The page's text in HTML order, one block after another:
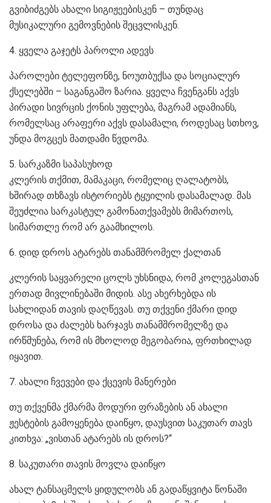
გვიბიძგებს ახალი სიგიჟეებისკენ – თუნდაც
მუსიკალური გემოვნების შეცვლისკენ.
4. ყველა გაჯეტს პაროლი ადევს
პაროლები ტელეფონზე, ნოუთბუქსა და სოციალურ
ქსელებში – საგანგაშო ზარია. ყველა ჩვენგანს აქვს
პირადი სივრცის ქონის უფლება, მაგრამ ადამიანს,
რომელსაც არაფერი აქვს დასამალი, როდესაც სთხოვ,
უნდა მოგცეს მათდამი წვდომა.
5. სარკაზმი საპასუხოდ
კლერის თქმით, მამაკაცი, რომელიც ღალატობს,
ხშირად თხზავს ისტორიებს ტყუილის დასამალად. მას
შეუძლია სარკასტულ გამონათქვამებს მიმართოს,
სიმართლე რომ არ გაამხილოს.
6. დიდ დროს ატარებს თანამშრომელ ქალთან
კლერის საყვარელი ცოლს უხსნიდა, რომ კოლეგასთან
ერთად მივლინებაში მიდის. ასე ახერხებდა ის
სახლიდან თავის დაღწევას. თუ თქვენი ქმარი დიდ
დროსა და ძალებს ხარჯავს თანამშრომელზე და
ირწმუნება, რომ ის მხოლოდ მეგობარია, ფრთხილად
იყავით.
7. ახალი ჩვევები და ქცევის მანერები
თუ თქვენმა ქმარმა მოდური ფრაზების ან ახალი
ჟესტების გამოყენება დაიწყო, დაუსვით საკუთარ თავს
კითხვა: „ვისთან ატარებს ის დროს?“
8. საკუთარი თავის მოვლა დაიწყო
ახალ ტანსაცმელს ყიდულობს ან გადაწყვიტა წონაში